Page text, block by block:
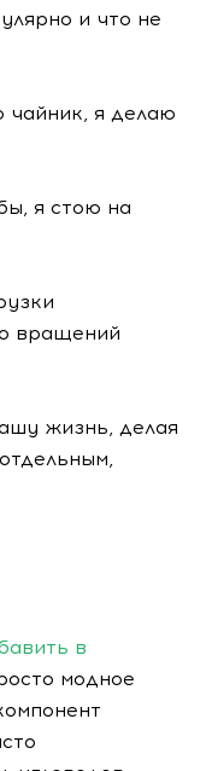
и что не
чайник, я делаю
я стою на
вращений
жизнь, делая
в
модное